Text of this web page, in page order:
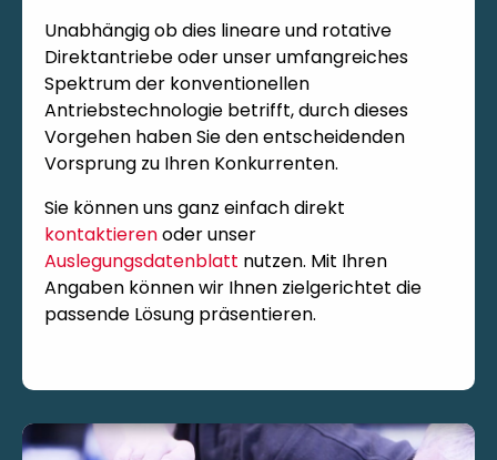
Unabhängig ob dies lineare und rotative
Direktantriebe oder unser umfangreiches
Spektrum der konventionellen
Antriebstechnologie betrifft, durch dieses
Vorgehen haben Sie den entscheidenden
Vorsprung zu Ihren Konkurrenten.
Sie können uns ganz einfach direkt
kontaktierenoder unser
Auslegungsdatenblatt nutzen. Mit Ihren
Angaben können wir Ihnen zielgerichtet die
passende Lösung präsentieren.